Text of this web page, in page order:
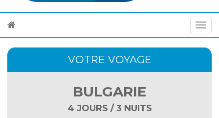
VOTRE VOYAGE
BULGARIE
4 JOURS / 3 NUITS